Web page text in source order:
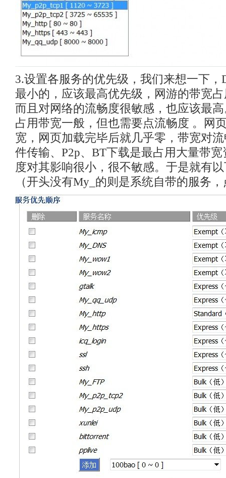
3.设置各服务的优先级，我们来想一下，
最小的，应该最高优先级，网游的带宽
而且对网络的流畅度很敏感，也应该最
占用带宽一般，但也需要点流畅度 。网
宽，网页加载完毕后就几乎零，带宽对
件传输、P2p、BT下载是最占用大量带
度对其影响很小，很不敏感。于是就有
（开头没有My_的则是系统自带的服务